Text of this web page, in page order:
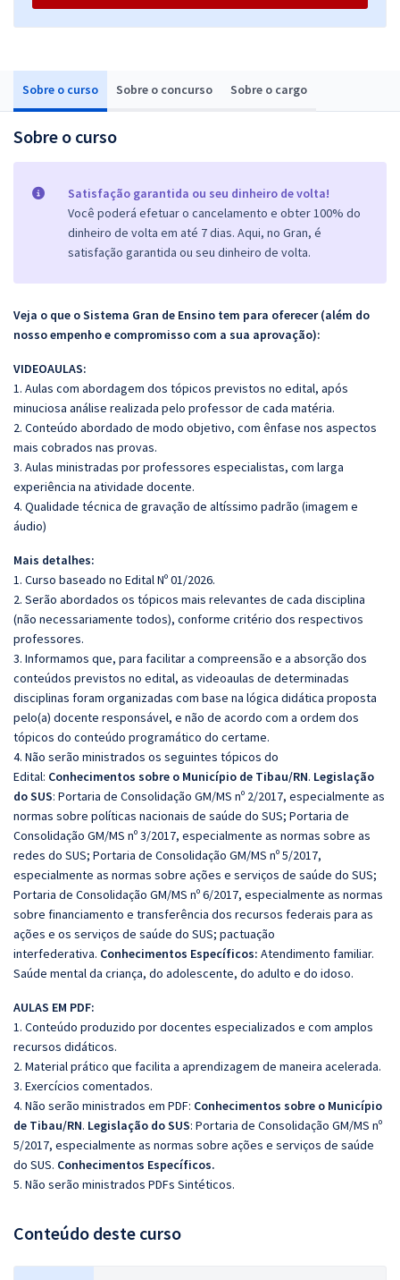
Sobre o curso Sobre o concurso Sobre o cargo
Sobre o curso
Satisfação garantida ou seu dinheiro de volta!
Você poderá efetuar o cancelamento e obter 100% do
dinheiro de volta em até 7 dias. Aqui, no Gran, é
satisfação garantida ou seu dinheiro de volta.
Veja o que o Sistema Gran de Ensino tem para oferecer (além do
nosso empenho e compromisso com a sua aprovação):
VIDEOAULAS:
1. Aulas com abordagem dos tópicos previstos no edital, após
minuciosa análise realizada pelo professor de cada matéria.
2. Conteúdo abordado de modo objetivo, com ênfase nos aspectos
mais cobrados nas provas.
3. Aulas ministradas por professores especialistas, com larga
experiência na atividade docente.
4. Qualidade técnica de gravação de altíssimo padrão (imagem e
áudio)
Mais detalhes:
1. Curso baseado no Edital Nº 01/2026.
2. Serão abordados os tópicos mais relevantes de cada disciplina
(não necessariamente todos), conforme critério dos respectivos
professores.
3. Informamos que, para facilitar a compreensão e a absorção dos
conteúdos previstos no edital, as videoaulas de determinadas
disciplinas foram organizadas com base na lógica didática proposta
pelo(a) docente responsável, e não de acordo com a ordem dos
tópicos do conteúdo programático do certame.
4. Não serão ministrados os seguintes tópicos do
Edital: Conhecimentos sobre o Município de Tibau/RN. Legislação
do SUS: Portaria de Consolidação GM/MS nº 2/2017, especialmente as
normas sobre políticas nacionais de saúde do SUS; Portaria de
Consolidação GM/MS nº 3/2017, especialmente as normas sobre as
redes do SUS; Portaria de Consolidação GM/MS nº 5/2017,
especialmente as normas sobre ações e serviços de saúde do SUS;
Portaria de Consolidação GM/MS nº 6/2017, especialmente as normas
sobre financiamento e transferência dos recursos federais para as
ações e os serviços de saúde do SUS; pactuação
interfederativa. Conhecimentos Específicos: Atendimento familiar.
Saúde mental da criança, do adolescente, do adulto e do idoso.
AULAS EM PDF:
1. Conteúdo produzido por docentes especializados e com amplos
recursos didáticos.
2. Material prático que facilita a aprendizagem de maneira acelerada.
3. Exercícios comentados.
4. Não serão ministrados em PDF: Conhecimentos sobre o Município
de Tibau/RN. Legislação do SUS: Portaria de Consolidação GM/MS nº
5/2017, especialmente as normas sobre ações e serviços de saúde
do SUS. Conhecimentos Específicos.
5. Não serão ministrados PDFs Sintéticos.
Conteúdo deste curso